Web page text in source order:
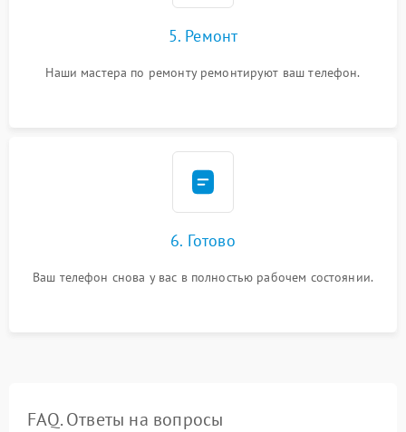
5. Ремонт
Наши мастера по ремонту ремонтируют ваш телефон.
6. Готово
Ваш телефон снова у вас в полностью рабочем состоянии.
FAQ. Ответы на вопросы